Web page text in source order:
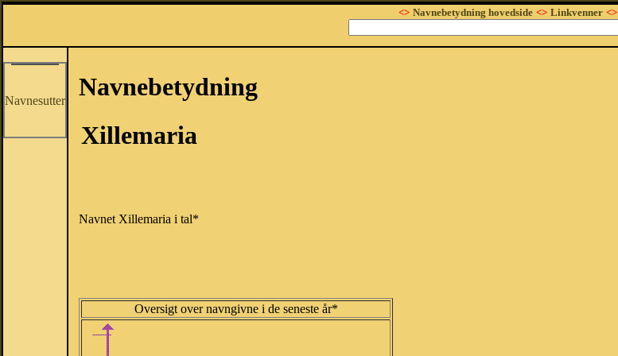
<> Navnebetydning hovedside <> Linkvenner <>
Navnesutter
Navnebetydning
Xillemaria
Navnet Xillemaria i tal*
Oversigt over navngivne i de seneste år*